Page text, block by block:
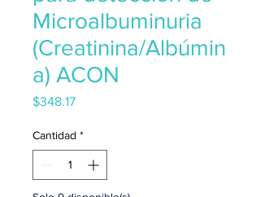
Microalbuminuria
(Creatinina/Albúmin
a) ACON
$348.17Precio
Cantidad *